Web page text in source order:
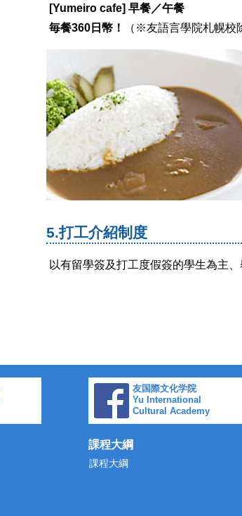
[Yumeiro cafe] 早餐／午餐
毎餐360日幣！
（※友語言學院札幌校
5.打工介紹制度
以有留學簽及打工度假簽的學生為主
友国際文化学院
Yu International
Cultural Academy
課程大綱
課程大綱